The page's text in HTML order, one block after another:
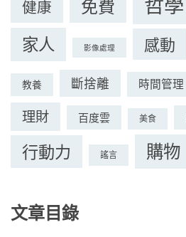
健康 免費
家人 影像處理 感動
教養 斷捨離 時間管理
理財 百度雲 美食
行動力 謠言 購物
文章目錄